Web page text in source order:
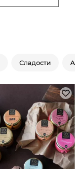
Сладости